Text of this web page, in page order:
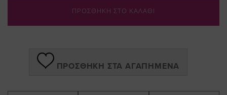
ΠΡΟΣΘΗΚΗ ΣΤΟ ΚΑΛΑΘΙ
ΠΡΟΣΘΉΚΗ ΣΤΑ ΑΓΑΠΗΜΈΝΑ